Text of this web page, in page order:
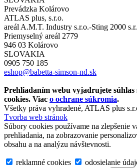
Prevádzka Kolárovo
ATLAS plus, s.r.o.
areál A.M.T. Industry s.r.o.-Sting 2000
Priemyselný areál 2779
946 03 Kolárovo
SLOVAKIA
0905 750 185
eshop@babetta-simson-nd.sk
Prehliadaním webu vyjadrujete súhlas
cookies. Viac o ochrane súkromia.
Všetky práva vyhradené, ATLAS plus
Tvorba web stránok
Súbory cookies používame na zlepšenie
prehliadania, na zobrazovanie
obsahu a na analýzu návštevnosti.
reklamné cookies odosielanie